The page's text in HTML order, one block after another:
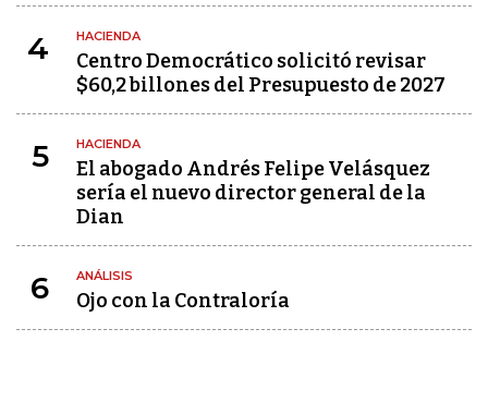
4 HACIENDA
Centro Democrático solicitó revisar
$60,2 billones del Presupuesto de 2027
5 HACIENDA
El abogado Andrés Felipe Velásquez
sería el nuevo director general de la
Dian
6 ANÁLISIS
Ojo con la Contraloría